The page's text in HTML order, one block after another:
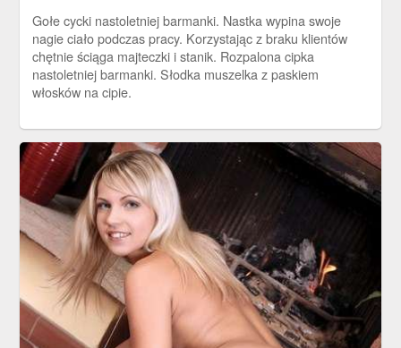
Gołe cycki nastoletniej barmanki. Nastka wypina swoje
nagie ciało podczas pracy. Korzystając z braku klientów
chętnie ściąga majteczki i stanik. Rozpalona cipka
nastoletniej barmanki. Słodka muszelka z paskiem
włosków na cipie.